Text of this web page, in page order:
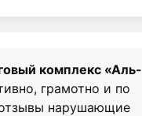
комплекс «Аль-
грамотно и по
нарушающие